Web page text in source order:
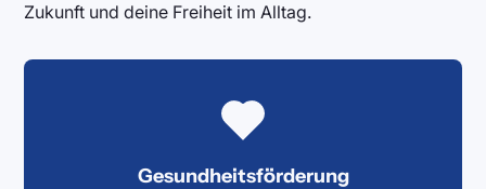
Zukunft und deine Freiheit im Alltag.
Gesundheitsförderung